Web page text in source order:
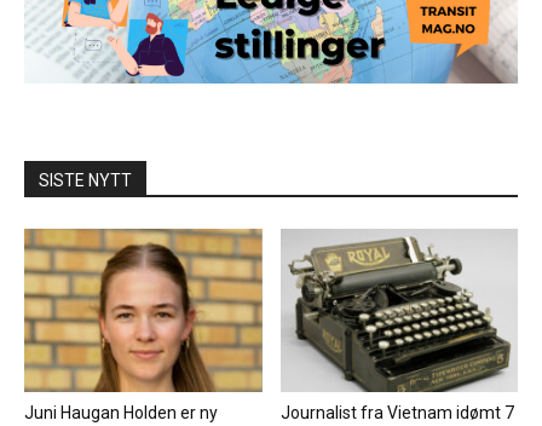
SISTE NYTT
Juni Haugan Holden er ny
Journalist fra Vietnam idømt 7